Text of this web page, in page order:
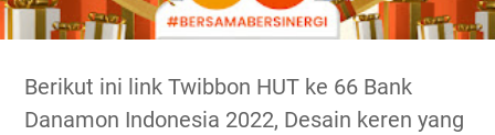
Berikut ini link Twibbon HUT ke 66 Bank
Danamon Indonesia 2022, Desain keren yang